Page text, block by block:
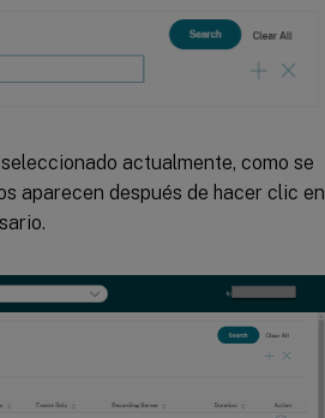
seleccionado actualmente, como se
aparecen después de hacer clic en